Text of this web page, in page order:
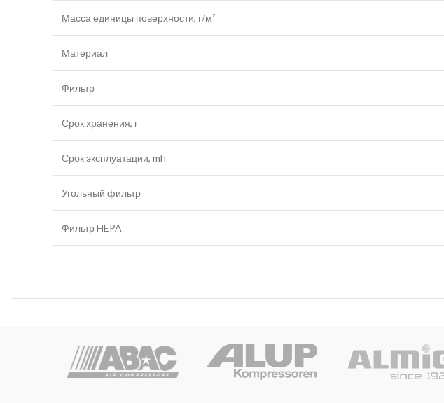
Масса единицы поверхности, г/м²
Материал
Фильтр
Срок хранения, г
Срок эксплуатации, mh
Угольный фильтр
Фильтр HEPA